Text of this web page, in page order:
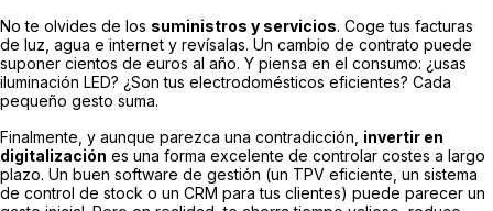
No te olvides de los suministros y servicios. Coge tus facturas
de luz, agua e internet y revísalas. Un cambio de contrato puede
suponer cientos de euros al año. Y piensa en el consumo: ¿usas
iluminación LED? ¿Son tus electrodomésticos eficientes? Cada
pequeño gesto suma.
Finalmente, y aunque parezca una contradicción, invertir en
digitalización es una forma excelente de controlar costes a largo
plazo. Un buen software de gestión (un TPV eficiente, un sistema
de control de stock o un CRM para tus clientes) puede parecer un